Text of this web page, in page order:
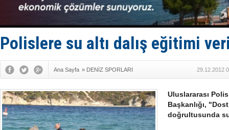
Tekne, su
Dışişleri
Kruvaziyer
Polislere su altı dalış eğitimi
Ana Sayfa » DENİZ SPORLARI 29.12.2012
Uluslararası
Başkanlığı,
doğrultusunda